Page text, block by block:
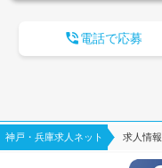
電話で応募
神戸・兵庫求人ネット 求人情報